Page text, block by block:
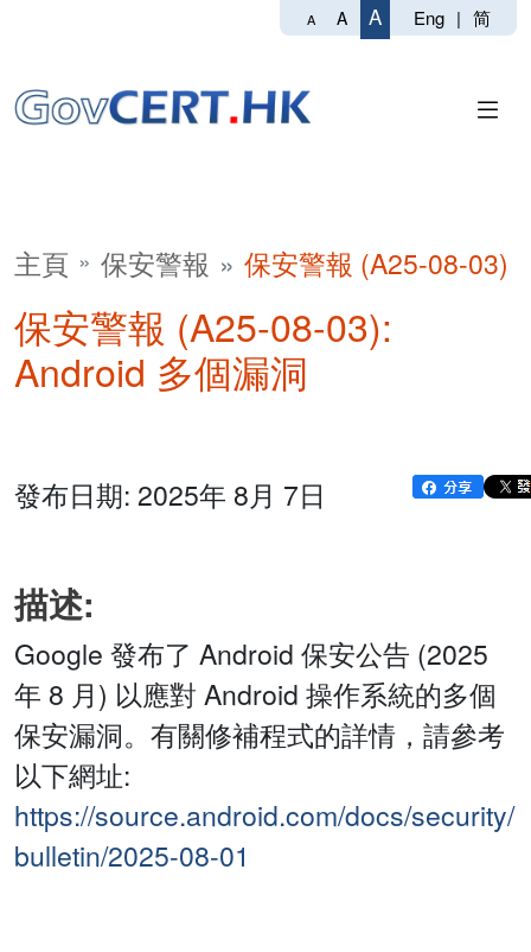
A A A Eng | 简
主頁 保安警報 保安警報 (A25-08-03)
保安警報 (A25-08-03):
Android 多個漏洞
發布日期: 2025年 8月 7日
描述:
Google 發布了 Android 保安公告 (2025
年 8 月) 以應對 Android 操作系統的多個
保安漏洞。有關修補程式的詳情，請參考
以下網址:
https://source.android.com/docs/security/
bulletin/2025-08-01